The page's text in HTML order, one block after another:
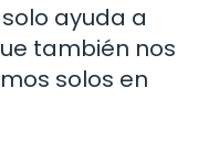
ayuda a
también nos
solos en